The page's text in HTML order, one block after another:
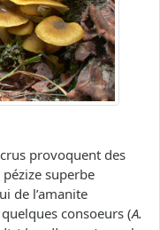
provoquent des
superbe
de l’amanite
consoeurs (A.